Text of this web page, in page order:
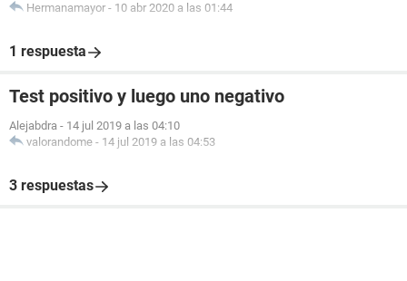
Hermanamayor - 10 abr 2020 a las 01:44
1 respuesta
Test positivo y luego uno negativo
Alejabdra - 14 jul 2019 a las 04:10
valorandome - 14 jul 2019 a las 04:53
3 respuestas